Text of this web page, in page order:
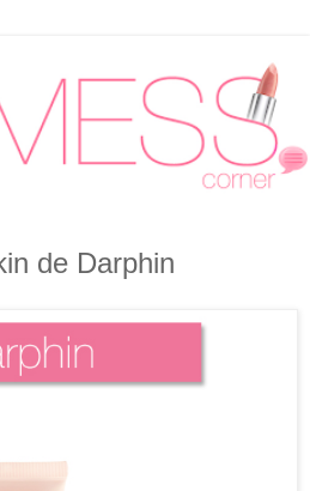
de Darphin